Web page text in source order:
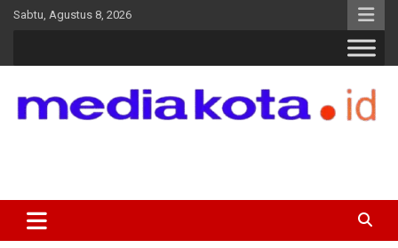
SkipSabtu, Agustus 8, 2026